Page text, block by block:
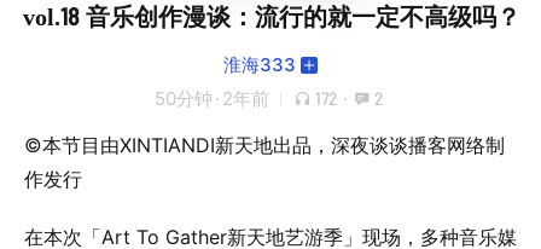
vol.18 音乐创作漫谈：流行的就一定不高级吗？
淮海333
50分钟 · 2年前 172 · 2
©本节目由XINTIANDI新天地出品，深夜谈谈播客网络制
作发行
在本次「Art To Gather新天地艺游季」现场，多种音乐媒